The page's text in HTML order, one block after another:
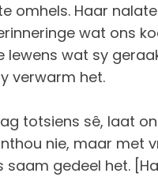
omhels. Haar
wat ons
lewens wat sy
verwarm het.
totsiens sê, laat
nie, maar met
saam gedeel het.